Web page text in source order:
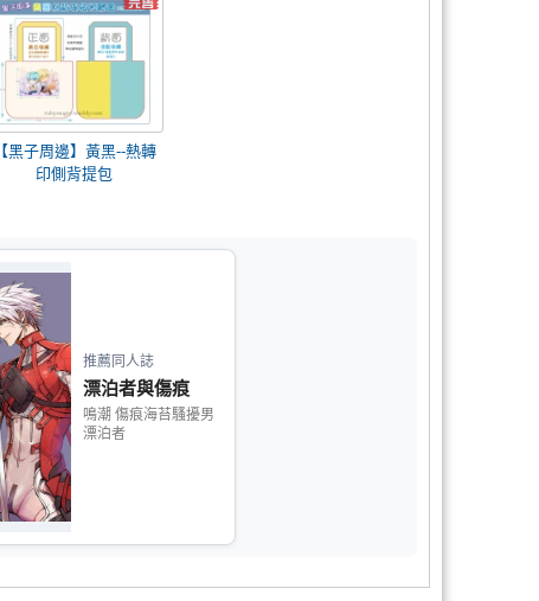
【黑子周邊】黃黑--熱轉
印側背提包
推薦同人誌
漂泊者與傷痕
鳴潮 傷痕海苔騷擾男
漂泊者